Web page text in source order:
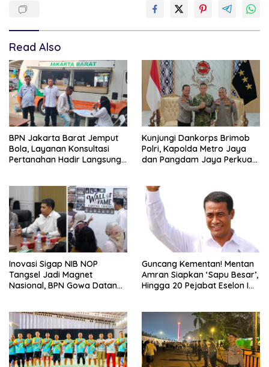
Read Also
BPN Jakarta Barat Jemput
Bola, Layanan Konsultasi
Pertanahan Hadir Langsung
Kunjungi Dankorps Brimob
Polri, Kapolda Metro Jaya
dan Pangdam Jaya Perkuat
Inovasi Sigap NIB NOP
Tangsel Jadi Magnet
Nasional, BPN Gowa Datang
Guncang Kementan! Mentan
Amran Siapkan ‘Sapu Besar’,
Hingga 20 Pejabat Eselon I